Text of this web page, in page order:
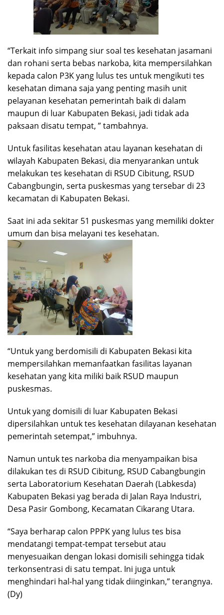
“Terkait info simpang siur soal tes kesehatan jasamani
dan rohani serta bebas narkoba, kita mempersilahkan
kepada calon P3K yang lulus tes untuk mengikuti tes
kesehatan dimana saja yang penting masih unit
pelayanan kesehatan pemerintah baik di dalam
maupun di luar Kabupaten Bekasi, jadi tidak ada
paksaan disatu tempat, ” tambahnya.
Untuk fasilitas kesehatan atau layanan kesehatan di
wilayah Kabupaten Bekasi, dia menyarankan untuk
melakukan tes kesehatan di RSUD Cibitung, RSUD
Cabangbungin, serta puskesmas yang tersebar di 23
kecamatan di Kabupaten Bekasi.
Saat ini ada sekitar 51 puskesmas yang memiliki dokter
umum dan bisa melayani tes kesehatan.
“Untuk yang berdomisili di Kabupaten Bekasi kita
mempersilahkan memanfaatkan fasilitas layanan
kesehatan yang kita miliki baik RSUD maupun
puskesmas.
Untuk yang domisili di luar Kabupaten Bekasi
dipersilahkan untuk tes kesehatan dilayanan kesehatan
pemerintah setempat,” imbuhnya.
Namun untuk tes narkoba dia menyampaikan bisa
dilakukan tes di RSUD Cibitung, RSUD Cabangbungin
serta Laboratorium Kesehatan Daerah (Labkesda)
Kabupaten Bekasi yag berada di Jalan Raya Industri,
Desa Pasir Gombong, Kecamatan Cikarang Utara.
“Saya berharap calon PPPK yang lulus tes bisa
mendatangi tempat-tempat tersebut atau
menyesuaikan dengan lokasi domisili sehingga tidak
terkonsentrasi di satu tempat. Ini juga untuk
menghindari hal-hal yang tidak diinginkan,” terangnya.
(Dy)